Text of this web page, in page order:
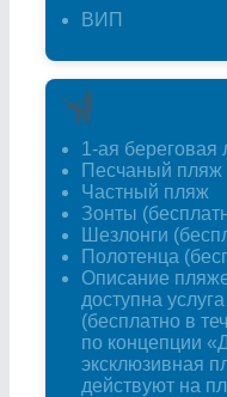
ВИП
1-ая береговая
Песчаный пляж
Частный пляж
Зонты
Шезлонги
Полотенца
Описание
доступна
(бесплатно в
по концепции
эксклюзивная
действуют на